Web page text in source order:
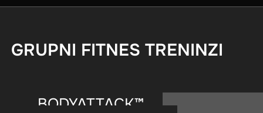
GRUPNI FITNES TRENINZI
BODYATTACK™